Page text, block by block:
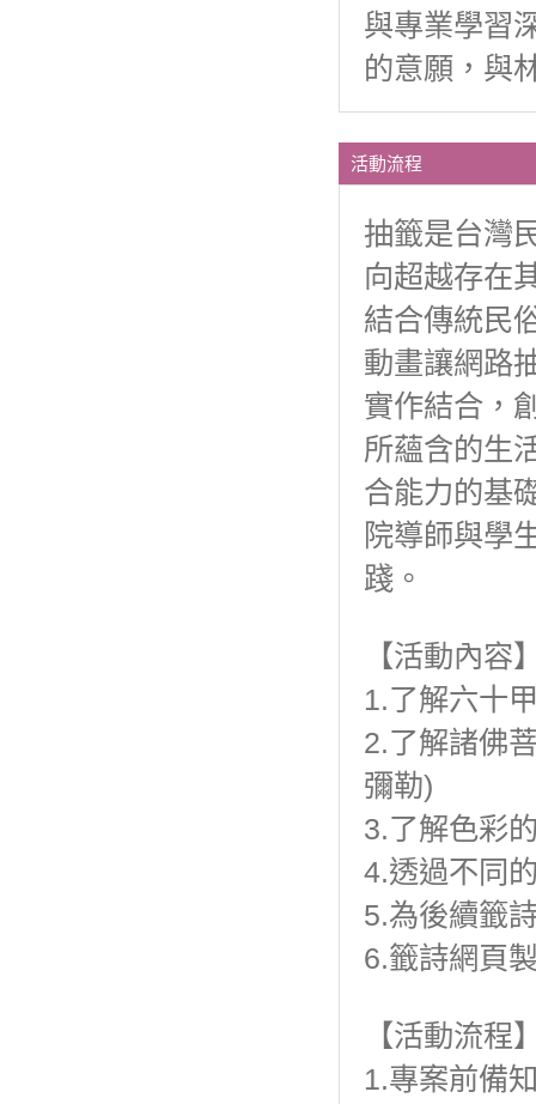
與專業學習
的意願，與
活動流程
抽籤是台灣
向超越存在
結合傳統民
動畫讓網路
實作結合，
所蘊含的生
合能力的基
院導師與學
踐。
【活動內容
1.了解六十
2.了解諸佛
彌勒)
3.了解色彩
4.透過不同
5.為後續籤
6.籤詩網頁
【活動流程
1.專案前備